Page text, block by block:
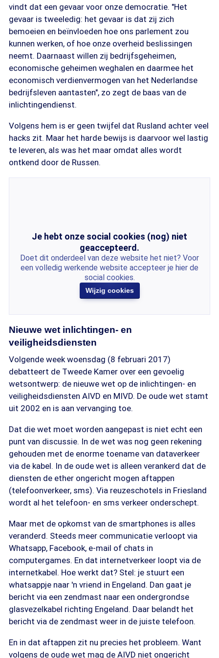
vindt dat een gevaar voor onze democratie. "Het
gevaar is tweeledig: het gevaar is dat zij zich
bemoeien en beïnvloeden hoe ons parlement zou
kunnen werken, of hoe onze overheid beslissingen
neemt. Daarnaast willen zij bedrijfsgeheimen,
economische geheimen weghalen en daarmee het
economisch verdienvermogen van het Nederlandse
bedrijfsleven aantasten", zo zegt de baas van de
inlichtingendienst.
Volgens hem is er geen twijfel dat Rusland achter veel
hacks zit. Maar het harde bewijs is daarvoor wel lastig
te leveren, als was het maar omdat alles wordt
ontkend door de Russen.
Je hebt onze social cookies (nog) niet
geaccepteerd.
Doet dit onderdeel van deze website het niet? Voor
een volledig werkende website accepteer je hier de
social cookies.
Wijzig cookies
Nieuwe wet inlichtingen- en
veiligheidsdiensten
Volgende week woensdag (8 februari 2017)
debatteert de Tweede Kamer over een gevoelig
wetsontwerp: de nieuwe wet op de inlichtingen- en
veiligheidsdiensten AIVD en MIVD. De oude wet stamt
uit 2002 en is aan vervanging toe.
Dat die wet moet worden aangepast is niet echt een
punt van discussie. In de wet was nog geen rekening
gehouden met de enorme toename van dataverkeer
via de kabel. In de oude wet is alleen verankerd dat de
diensten de ether ongericht mogen aftappen
(telefoonverkeer, sms). Via reuzeschotels in Friesland
wordt al het telefoon- en sms verkeer onderschept.
Maar met de opkomst van de smartphones is alles
veranderd. Steeds meer communicatie verloopt via
Whatsapp, Facebook, e-mail of chats in
computergames. En dat internetverkeer loopt via de
internetkabel. Hoe werkt dat? Stel: je stuurt een
whatsappje naar 'n vriend in Engeland. Dan gaat je
bericht via een zendmast naar een ondergrondse
glasvezelkabel richting Engeland. Daar belandt het
bericht via de zendmast weer in de juiste telefoon.
En in dat aftappen zit nu precies het probleem. Want
volgens de oude wet mag de AIVD niet ongericht